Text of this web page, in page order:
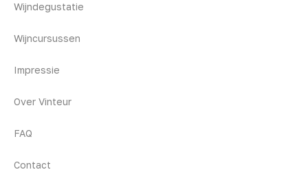
Wijndegustatie
Wijncursussen
Impressie
Over Vinteur
FAQ
Contact